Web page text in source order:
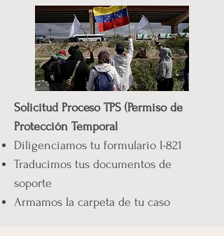
Solicitud Proceso TPS (Permiso de
Protección Temporal
Diligenciamos tu formulario I-821
Traducimos tus documentos de
soporte
Armamos la carpeta de tu caso